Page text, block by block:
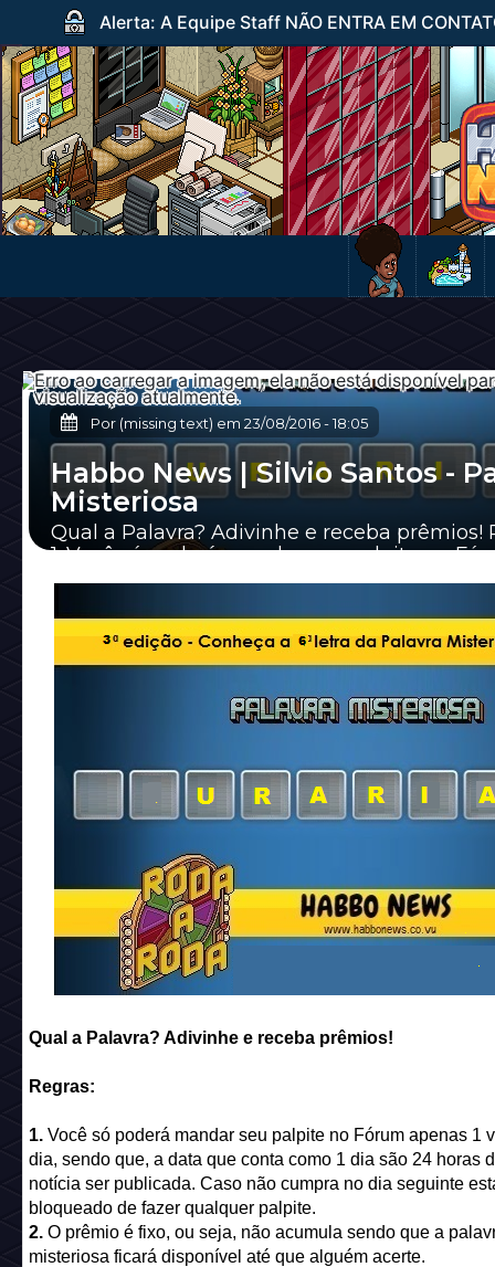
Alerta: A Equipe Staff NÃO ENTRA EM
Por (missing text) em 23/08/2016-18:05
Habbo News | Silvio Santos -
Misteriosa
Qual a Palavra? Adivinhe e receba prêmios!
1. Você só poderá mandar seu palpite no
Qual a Palavra? Adivinhe e receba prêmios!
Regras:
1. Você só poderá mandar seu palpite no Fórum apenas 1
dia, sendo que, a data que conta como 1 dia são 24 horas
notícia ser publicada. Caso não cumpra no dia seguinte
bloqueado de fazer qualquer palpite.
2. O prêmio é fixo, ou seja, não acumula sendo que a
misteriosa ficará disponível até que alguém acerte.